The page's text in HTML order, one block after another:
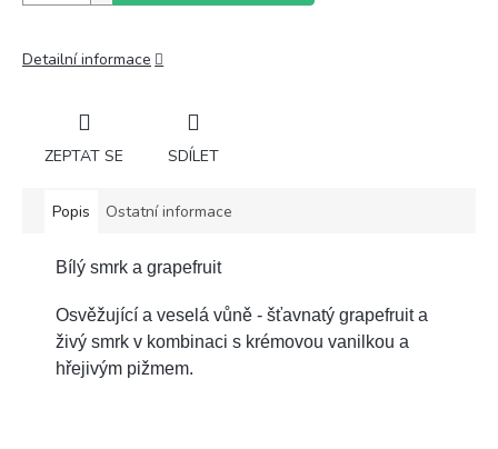
Detailní informace
ZEPTAT SE SDÍLET
Popis Ostatní informace
Bílý smrk a grapefruit
Osvěžující a veselá vůně - šťavnatý grapefruit a
živý smrk v kombinaci s krémovou vanilkou a
hřejivým pižmem.